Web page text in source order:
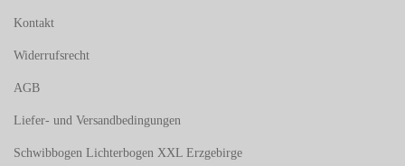
Kontakt
Widerrufsrecht
AGB
Liefer- und Versandbedingungen
Schwibbogen Lichterbogen XXL Erzgebirge